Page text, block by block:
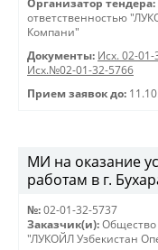
Организатор тендера:
ответственностью
Компани"
Документы: Исх. 02-
Исх.№02-01-32-5766
Прием заявок до:
МИ на оказание
работам в г.
№: 02-01-32-5737
Заказчик(и): Общество
"ЛУКОЙЛ Узбекистан